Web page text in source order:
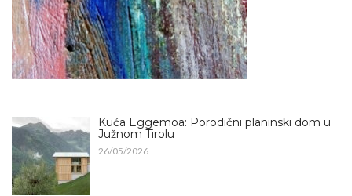
Kuća Eggemoa: Porodični planinski dom u
Južnom Tirolu
26/05/2026